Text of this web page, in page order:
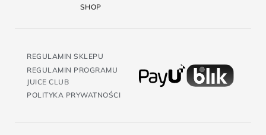
SHOP
REGULAMIN SKLEPU
REGULAMIN PROGRAMU
JUICE CLUB
POLITYKA PRYWATNOŚCI